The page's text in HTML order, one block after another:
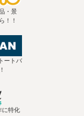
・景
！！
ートバ
に特化